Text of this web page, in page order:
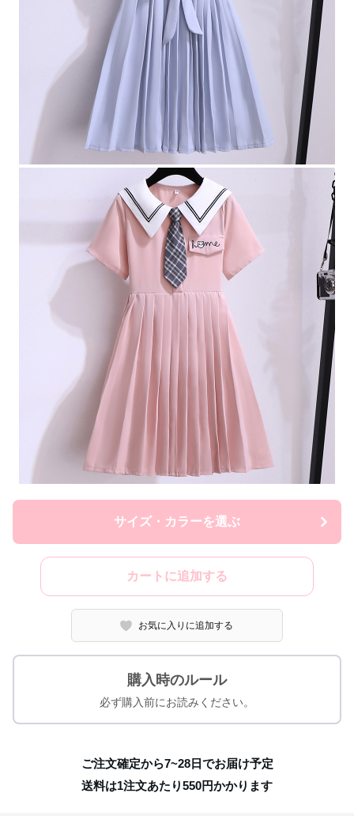
サイズ・カラーを選ぶ
カートに追加する
お気に入りに追加する
購入時のルール
必ず購入前にお読みください。
ご注文確定から7~28日でお届け予定
送料は1注文あたり550円かかります